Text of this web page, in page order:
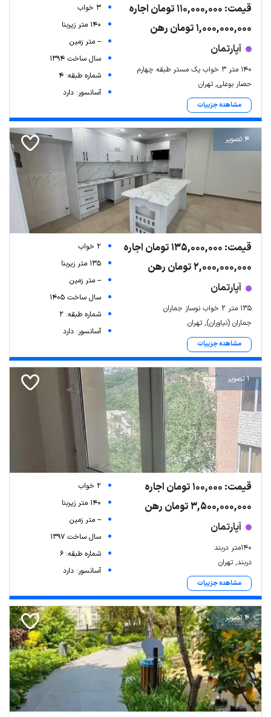
قیمت: 110,000,000 تومان اجاره
1,000,000,000 تومان رهن
آپارتمان
۱۴۰ متر ۳ خواب یک مستر طبقه چهارم
حصار بوعلی, تهران
مشاهده جزییات
3 خواب
140 متر زیربنا
-- متر زمین
سال ساخت 1394
شماره طبقه: 4
آسانسور: دارد
4 تصویر
قیمت: 135,000,000 تومان اجاره
2,000,000,000 تومان رهن
آپارتمان
۱۳۵ متر ۲ خواب نوساز جماران
جماران (نیاوران), تهران
مشاهده جزییات
2 خواب
135 متر زیربنا
-- متر زمین
سال ساخت 1405
شماره طبقه: 2
آسانسور: دارد
1 تصویر
قیمت: 100,000 تومان اجاره
3,500,000,000 تومان رهن
آپارتمان
۱۴۰‌متر دربند
دربند, تهران
مشاهده جزییات
2 خواب
140 متر زیربنا
-- متر زمین
سال ساخت 1397
شماره طبقه: 6
آسانسور: دارد
4 تصویر